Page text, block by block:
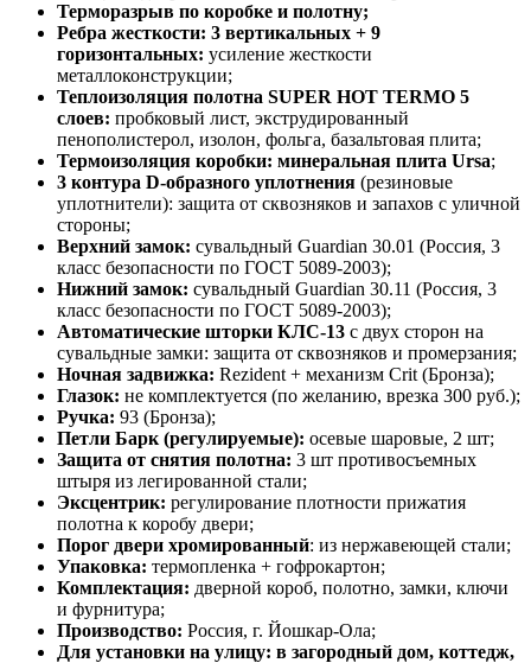
Терморазрыв по коробке и полотну;
Ребра жесткости: 3 вертикальных + 9
горизонтальных: усиление жесткости
металлоконструкции;
Теплоизоляция полотна SUPER НОТ ТЕRМО 5
слоев: пробковый лист, экструдированный
пенополистерол, изолон, фольга, базальтовая плита;
Термоизоляция коробки: минеральная плита Ursa;
3 контура D-образного уплотнения (резиновые
уплотнители): защита от сквозняков и запахов с уличной
стороны;
Верхний замок: сувальдный Guardian 30.01 (Россия, 3
класс безопасности по ГОСТ 5089-2003);
Нижний замок: сувальдный Guardian 30.11 (Россия, 3
класс безопасности по ГОСТ 5089-2003);
Автоматические шторки КЛС-13 с двух сторон на
сувальдные замки: защита от сквозняков и промерзания;
Ночная задвижка: Rezident + механизм Crit (Бронза);
Глазок: не комплектуется (по желанию, врезка 300 руб.);
Ручка: 93 (Бронза);
Петли Барк (регулируемые): осевые шаровые, 2 шт;
Защита от снятия полотна: 3 шт противосъемных
штыря из легированной стали;
Эксцентрик: регулирование плотности прижатия
полотна к коробу двери;
Порог двери хромированный: из нержавеющей стали;
Упаковка: термопленка + гофрокартон;
Комплектация: дверной короб, полотно, замки, ключи
и фурнитура;
Производство: Россия, г. Йошкар-Ола;
Для установки на улицу: в загородный дом, коттедж,